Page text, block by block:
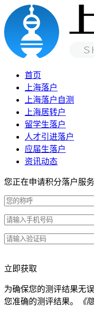
首页
上海落户
上海落户自测
上海居转户
留学生落户
人才引进落户
应届生落户
资讯动态
您正在申请积分落户服
立即获取
为确保您的测评结果无
您准确的测评结果。
《